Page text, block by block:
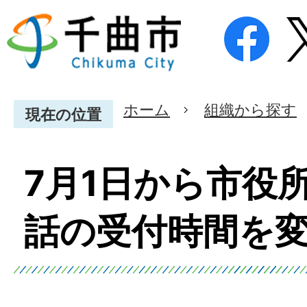
現在の位置 ホーム 組織から探す
7月1日から市役
話の受付時間を